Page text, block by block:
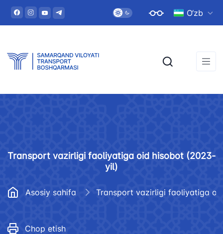
O‘zb
Transport vazirligi faoliyatiga oid hisobot (2023-
yil)
Asosiy sahifa
Chop etish